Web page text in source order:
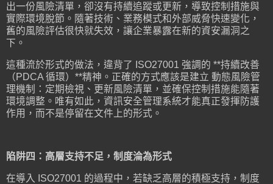
出一份風險清單，卻沒有持續追蹤或更新，導致控制措施與
實際環境脫節。隨著技術、業務模式和外部威脅快速變化，
舊的風險評估很快就失效，讓企業暴露在新的資安漏洞之
下。
這種流於形式的做法，違背了 ISO27001 強調的 **持續改善
（PDCA 循環）**精神。正確的方式應該是建立 動態風險管
理機制：定期檢視、更新風險清單，並確保控制措施能隨著
環境調整。唯有如此，資訊安全管理系統才能真正發揮防護
作用，而不是停留在文件上的形式。
陷阱四：高層支持不足，制度淪為形式
在導入 ISO27001 的過程中，若缺乏高層的積極支持，制度